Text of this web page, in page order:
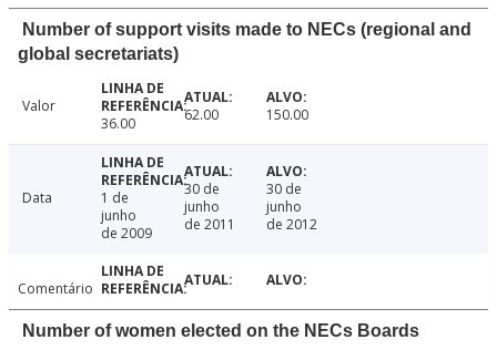
Number of support visits made to NECs (regional and
global secretariats)
Valor
36.00
62.00 150.00
Data
1 de
junho
de 2009
30 de
junho
de 2011
30 de
junho
de 2012
Comentário
Number of women elected on the NECs Boards